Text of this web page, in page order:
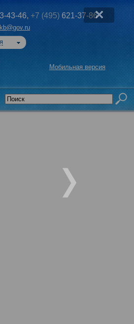
43-46, +7 (495) 621-37-86
Мобильная версия